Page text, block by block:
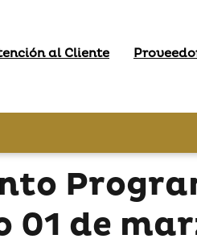
al Cliente
01 de